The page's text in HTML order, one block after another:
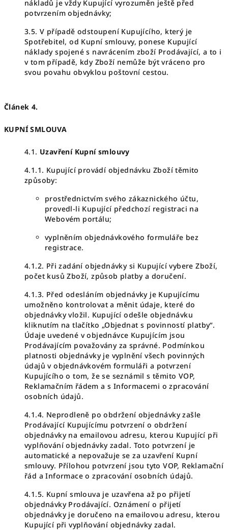
nákladů je vždy Kupující vyrozuměn ještě před
potvrzením objednávky;
3.5. V případě odstoupení Kupujícího, který je
Spotřebitel, od Kupní smlouvy, ponese Kupující
náklady spojené s navrácením zboží Prodávající, a to i
v tom případě, kdy Zboží nemůže být vráceno pro
svou povahu obvyklou poštovní cestou.
Článek 4.
KUPNÍ SMLOUVA
4.1. Uzavření Kupní smlouvy
4.1.1. Kupující provádí objednávku Zboží těmito
způsoby:
prostřednictvím svého zákaznického účtu,
provedl-li Kupující předchozí registraci na
Webovém portálu;
vyplněním objednávkového formuláře bez
registrace.
4.1.2. Při zadání objednávky si Kupující vybere Zboží,
počet kusů Zboží, způsob platby a doručení.
4.1.3. Před odesláním objednávky je Kupujícímu
umožněno kontrolovat a měnit údaje, které do
objednávky vložil. Kupující odešle objednávku
kliknutím na tlačítko „Objednat s povinností platby“.
Údaje uvedené v objednávce Kupujícím jsou
Prodávajícím považovány za správné. Podmínkou
platnosti objednávky je vyplnění všech povinných
údajů v objednávkovém formuláři a potvrzení
Kupujícího o tom, že se seznámil s těmito VOP,
Reklamačním řádem a s Informacemi o zpracování
osobních údajů.
4.1.4. Neprodleně po obdržení objednávky zašle
Prodávající Kupujícímu potvrzení o obdržení
objednávky na emailovou adresu, kterou Kupující při
vyplňování objednávky zadal. Toto potvrzení je
automatické a nepovažuje se za uzavření Kupní
smlouvy. Přílohou potvrzení jsou tyto VOP, Reklamační
řád a Informace o zpracování osobních údajů.
4.1.5. Kupní smlouva je uzavřena až po přijetí
objednávky Prodávající. Oznámení o přijetí
objednávky je doručeno na emailovou adresu, kterou
Kupující při vyplňování objednávky zadal.